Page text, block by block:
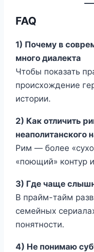
FAQ
1) Почему в
много диалекта
Чтобы показать
происхождение
истории.
2) Как отличить
неаполитанского
Рим — более
«поющий» контур
3) Где чаще
В прайм-тайм
семейных
понятности.
4) Не понимаю